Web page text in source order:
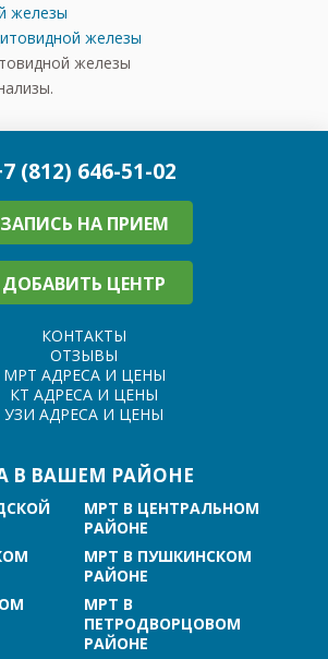
железы
железы
железы
(812) 646-51-02
ЗАПИСЬ НА ПРИЕМ
ДОБАВИТЬ ЦЕНТР
КОНТАКТЫ
ОТЗЫВЫ
МРТ АДРЕСА И ЦЕНЫ
КТ АДРЕСА И ЦЕНЫ
УЗИ АДРЕСА И ЦЕНЫ
В ВАШЕМ РАЙОНЕ
МРТ В ЦЕНТРАЛЬНОМ
РАЙОНЕ
МРТ В ПУШКИНСКОМ
РАЙОНЕ
МРТ В
ПЕТРОДВОРЦОВОМ
РАЙОНЕ